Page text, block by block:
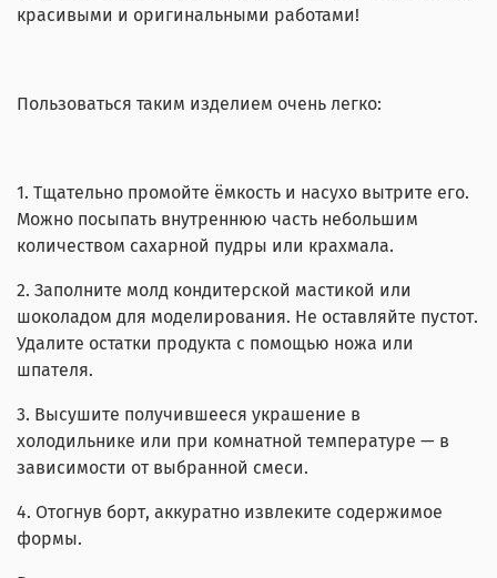
красивыми и оригинальными работами!
Пользоваться таким изделием очень легко:
1. Тщательно промойте ёмкость и насухо вытрите его.
Можно посыпать внутреннюю часть небольшим
количеством сахарной пудры или крахмала.
2. Заполните молд кондитерской мастикой или
шоколадом для моделирования. Не оставляйте пустот.
Удалите остатки продукта с помощью ножа или
шпателя.
3. Высушите получившееся украшение в
холодильнике или при комнатной температуре — в
зависимости от выбранной смеси.
4. Отогнув борт, аккуратно извлеките содержимое
формы.